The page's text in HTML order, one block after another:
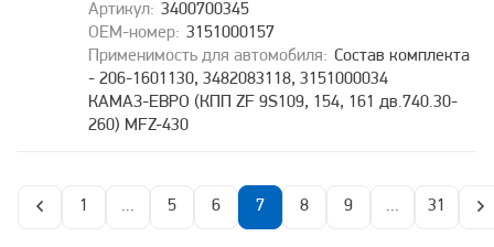
3400700345
3151000157
Состав комплекта
- 206-1601130, 3482083118, 3151000034
КАМАЗ-ЕВРО (КПП ZF 9S109, 154, 161 дв.740.30-
260) MFZ-430
1 ... 5 6 7 8 9 ... 31